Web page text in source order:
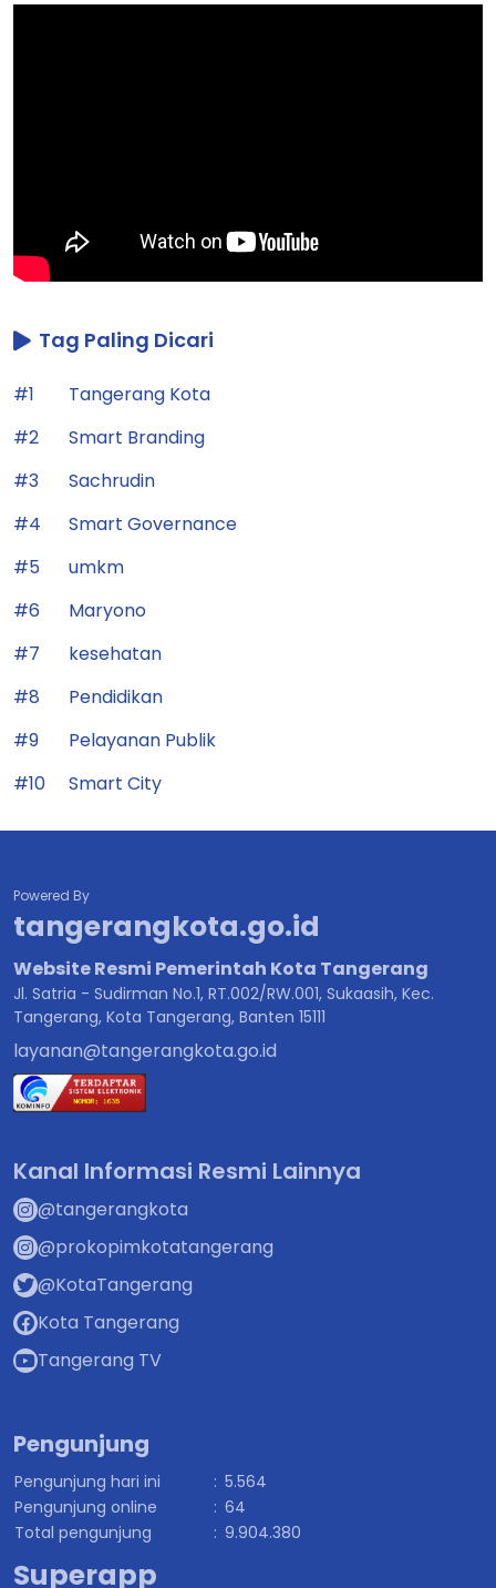
Tag Paling Dicari
#1
Tangerang Kota
#2
Smart Branding
#3
Sachrudin
#4
Smart Governance
#5
umkm
#6
Maryono
#7
kesehatan
#8
Pendidikan
#9
Pelayanan Publik
#10
Smart City
Powered By
tangerangkota.go.id
Website Resmi Pemerintah Kota Tangerang
Jl. Satria - Sudirman No.1, RT.002/RW.001, Sukaasih, Kec.
Tangerang, Kota Tangerang, Banten 15111
layanan@tangerangkota.go.id
Kanal Informasi Resmi Lainnya
@tangerangkota
@prokopimkotatangerang
@KotaTangerang
Kota Tangerang
Tangerang TV
Pengunjung
Pengunjung hari ini : 5.564
Pengunjung online
: 64
Total pengunjung
: 9.904.380
Superapp